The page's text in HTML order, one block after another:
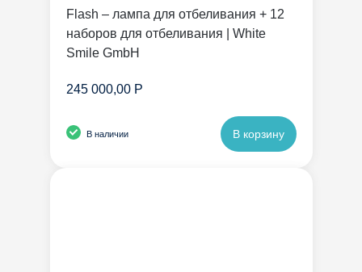
Flash – лампа для отбеливания + 12
наборов для отбеливания | White
Smile GmbH
245 000,00 Р
В наличии В корзину